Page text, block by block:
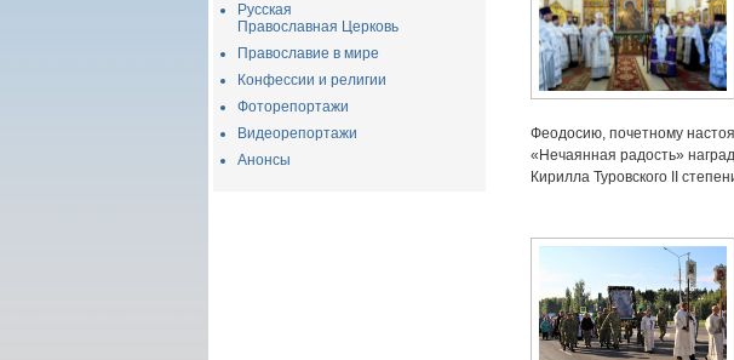
Русская
Православная Церковь
Православие в мире
Конфессии и религии
Фоторепортажи
Видеорепортажи
Анонсы
Феодосию, почетному
«Нечаянная радость»
Кирилла Туровского II